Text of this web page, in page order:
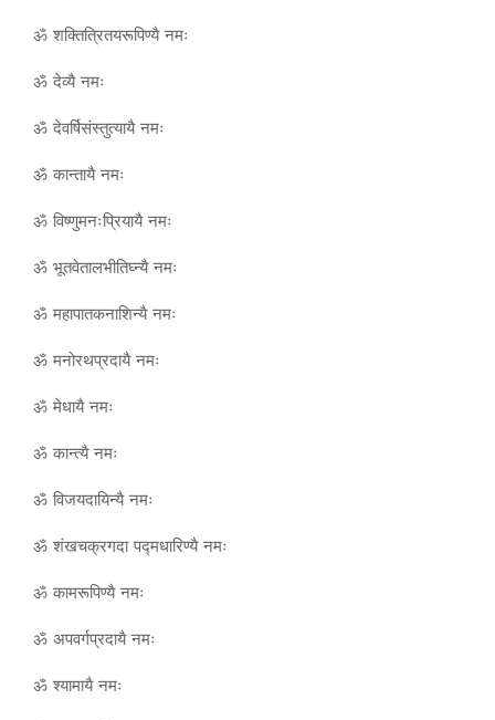
ॐ शक्तित्रितयरूपिण्यै नमः
ॐ देव्यै नमः
ॐ देवर्षिसंस्तुत्यायै नमः
ॐ कान्तायै नमः
ॐ विष्णुमनःप्रियायै नमः
ॐ भूतवेतालभीतिघ्न्यै नमः
ॐ महापातकनाशिन्यै नमः
ॐ मनोरथप्रदायै नमः
ॐ मेधायै नमः
ॐ कान्त्यै नमः
ॐ विजयदायिन्यै नमः
ॐ शंखचक्रगदा पद्मधारिण्यै नमः
ॐ कामरूपिण्यै नमः
ॐ अपवर्गप्रदायै नमः
ॐ श्यामायै नमः